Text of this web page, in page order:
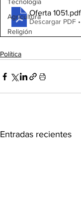
Agricultura
Religión
Oferta 1051.pdf
Descargar PDF
Política
Entradas recientes